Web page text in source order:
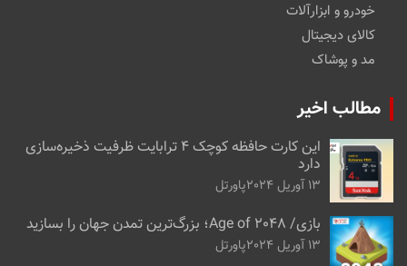
خودرو و ابزارآلات
کالای دیجیتال
مد و پوشاک
مطالب اخیر
این کارت حافظه کوچک ۴ ترابایت ظرفیت ذخیره‌سازی
دارد
13 آوریل 2024 پاورتل
بازی/ Age of 2048؛ بزرگ‌ترین تمدن جهان را بسازید
13 آوریل 2024 پاورتل